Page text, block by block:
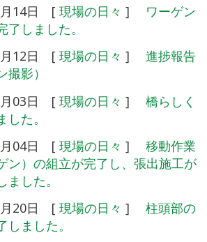
月14日 [ 現場の日々 ] ワーゲン
了しました。
月12日 [ 現場の日々 ] 進捗報告
撮影）
月03日 [ 現場の日々 ] 橋らしく
た。
月04日 [ 現場の日々 ] 移動作業
ン）の組立が完了し、張出施工が
ました。
月20日 [ 現場の日々 ] 柱頭部の
しました。